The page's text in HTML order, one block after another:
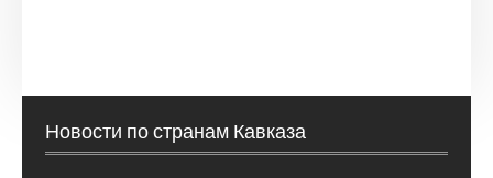
Новости по странам Кавказа